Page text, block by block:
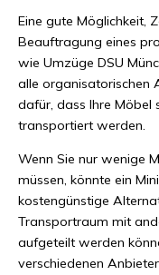
Eine gute Möglichkeit,
Beauftragung eines
wie Umzüge DSU
alle organisatorischen
dafür, dass Ihre Möbel
transportiert werden.
Wenn Sie nur wenige
müssen, könnte ein
kostengünstige
Transportraum mit
aufgeteilt werden
verschiedenen